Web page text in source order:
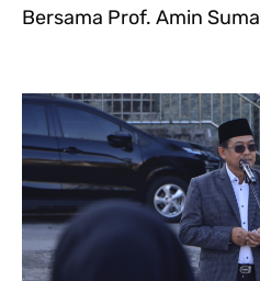
Bersama Prof. Amin Suma